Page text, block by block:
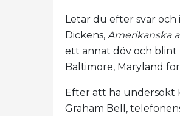
Letar du efter svar och
Dickens, Amerikanska
ett annat döv och blint
Baltimore, Maryland
Efter att ha undersökt
Graham Bell,